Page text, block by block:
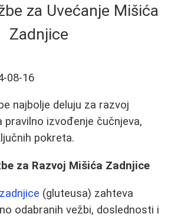
za Uvećanje Mišića
Zadnjice
08-16
najbolje deluju za razvoj
pravilno izvođenje čučnjeva,
pokreta.
za Razvoj Mišića Zadnjice
zadnjice (gluteusa) zahteva
odabranih vežbi, doslednosti i